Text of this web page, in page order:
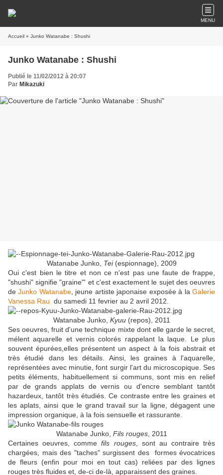
MENU
Accueil » Junko Watanabe : Shushi
Junko Watanabe : Shushi
Publié le 11/02/2012 à 20:07
Par Mikazuki
Watanabe Junko, Tei(espionnage), 2009
Oui c'est bien le titre et non ce n'est pas une faute de frappe,
"shushi" signifie "graine"' et c'est exactement le sujet des oeuvres
deJunko Watanabe, jeune artiste japonaise exposée à laGalerie
Vanessa Rau du samedi 11 fevrier au 2 avril 2012.
Watanabe Junko, Kyuu(repos), 2011
Ses oeuvres, fruit d'une technique mixte dont elle garde le secret,
mélent aquarelle et vernis colorés rappelant la laque. Le plus
souvent épurées,elles présentent un aspect à la fois abstrait et
très étudié dans les détails. Ainsi, les graines à l'aquarelle,
représentées avec minutie, font surgir l'art du microscopique. Ses
petits éléments, habituellement si communs, sont mis en relief
par de grands applats de vernis ou d'encre semblant tantôt
hazardeux, tantôt très étudiés. Ce contraste entre les graines et
les aplats, ainsi que le grand travail sur la ligne, dégagent une
impression organique, à la fois sensuelle et rassurante.
Watanabe Junko, Fils rouges, 2011
Certaines oeuvres, commefils rouges, sont au contraire très
chargées, mais des "taches" surgissent des formes évocatrices
de fleurs (enfin pour moi en tout cas) reliées par des lignes
rouges très fluides et, de-ci de-là, apparaissent des graines.